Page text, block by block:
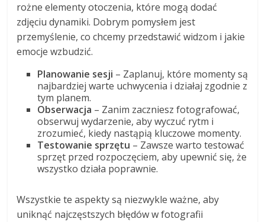
rożne elementy otoczenia, które mogą dodać
zdjęciu dynamiki. Dobrym pomysłem jest
przemyślenie, co chcemy przedstawić widzom i jakie
emocje wzbudzić.
Planowanie sesji – Zaplanuj, które momenty są
najbardziej warte uchwycenia i działaj zgodnie z
tym planem.
Obserwacja – Zanim zaczniesz fotografować,
obserwuj wydarzenie, aby wyczuć rytm i
zrozumieć, kiedy nastąpią kluczowe momenty.
Testowanie sprzętu – Zawsze warto testować
sprzęt przed rozpoczęciem, aby upewnić się, że
wszystko działa poprawnie.
Wszystkie te aspekty są niezwykle ważne, aby
uniknąć najczęstszych błędów w fotografii